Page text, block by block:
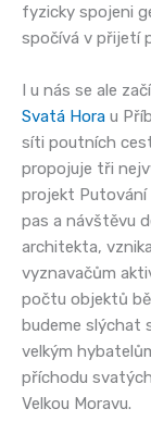
fyzicky spojeni
spočívá v přijetí
I u nás se ale
Svatá Hora u
síti poutních
propojuje tři
projekt Putování
pas a návštěvu
architekta,
vyznavačům
počtu objektů
budeme slýchat
velkým
příchodu
Velkou Moravu.